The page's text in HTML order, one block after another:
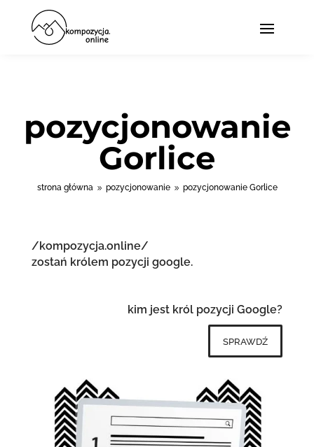
pozycjonowanie
Gorlice
strona główna 9 pozycjonowanie 9 pozycjonowanie Gorlice
/kompozycja.online/
zostań królem pozycji google.
kim jest król pozycji Google?
sprawdź